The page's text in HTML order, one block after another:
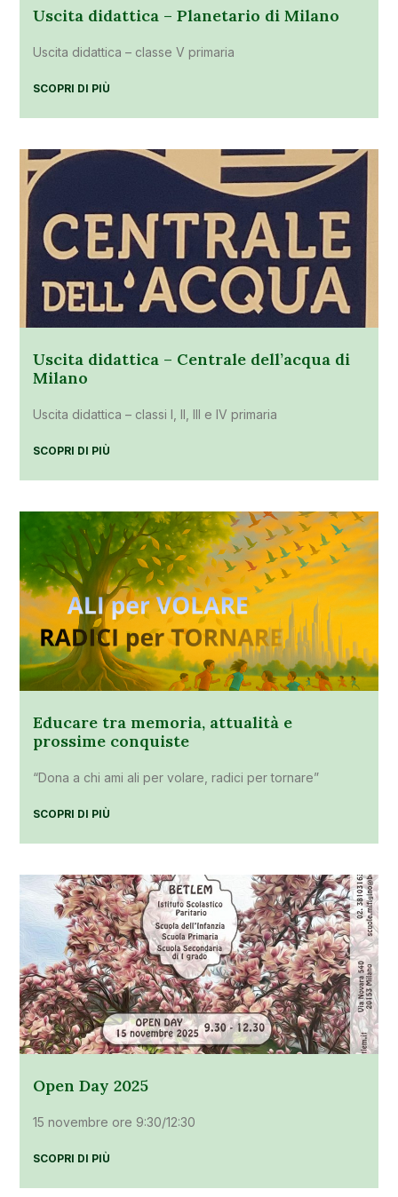
Uscita didattica – Planetario di Milano
Uscita didattica – classe V primaria
SCOPRI DI PIÙ
Uscita didattica – Centrale dell’acqua di
Milano
Uscita didattica – classi I, II, III e IV primaria
SCOPRI DI PIÙ
Educare tra memoria, attualità e
prossime conquiste
“Dona a chi ami ali per volare, radici per tornare”
SCOPRI DI PIÙ
Open Day 2025
15 novembre ore 9:30/12:30
SCOPRI DI PIÙ